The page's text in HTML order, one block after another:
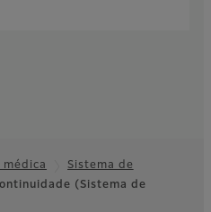
médica
Sistema de
(Sistema de